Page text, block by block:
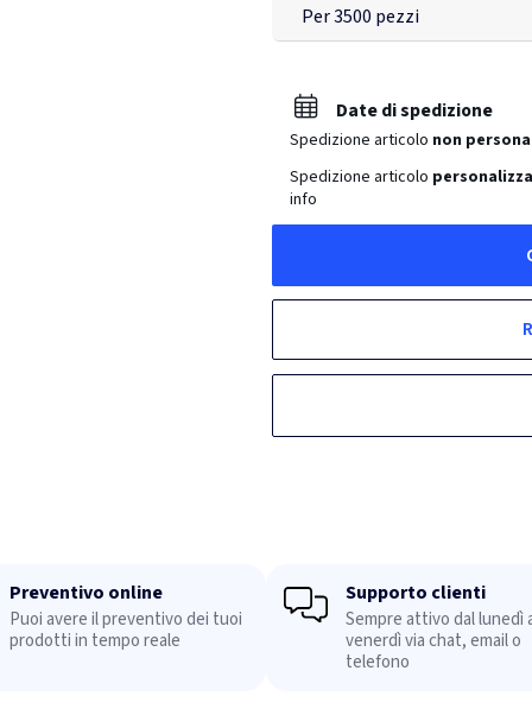
Per 3500 pezzi
Date di spedizione
Spedizione articolo non
Spedizione articolo
info
Preventivo online
Puoi avere il preventivo dei tuoi
prodotti in tempo reale
Supporto clienti
Sempre attivo dal lunedì
venerdì via chat, email o
telefono